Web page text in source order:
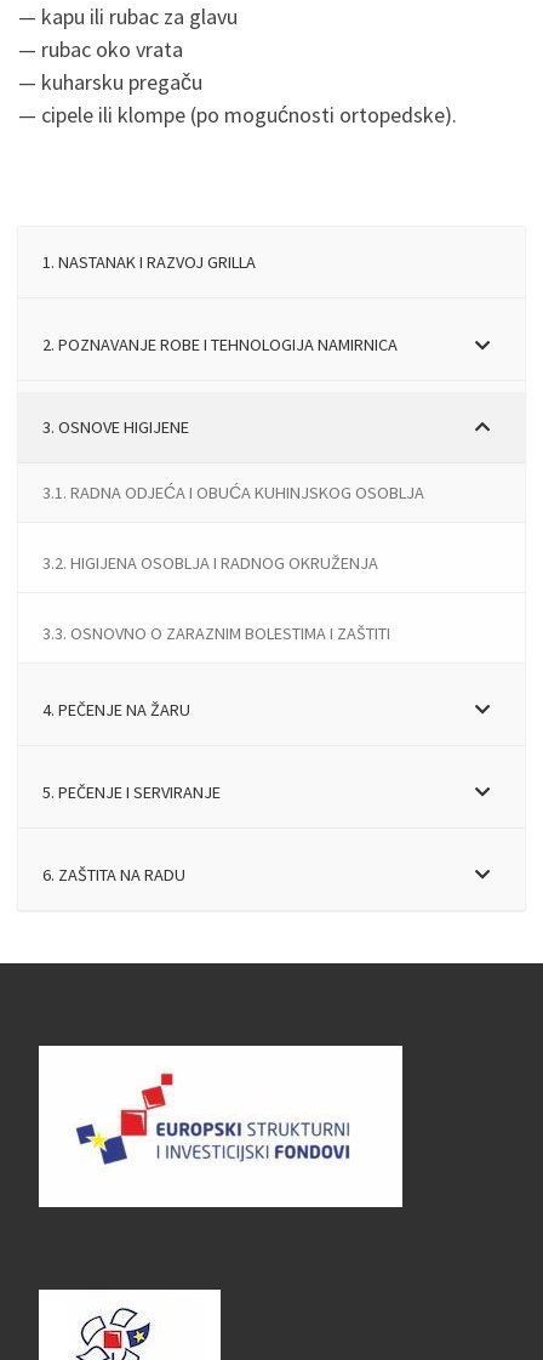
— kapu ili rubac za glavu
— rubac oko vrata
— kuharsku pregaču
— cipele ili klompe (po mogućnosti ortopedske).
1. NASTANAK I RAZVOJ GRILLA
2. POZNAVANJE ROBE I TEHNOLOGIJA NAMIRNICA
3. OSNOVE HIGIJENE
3.1. RADNA ODJEĆA I OBUĆA KUHINJSKOG OSOBLJA
3.2. HIGIJENA OSOBLJA I RADNOG OKRUŽENJA
3.3. OSNOVNO O ZARAZNIM BOLESTIMA I ZAŠTITI
4. PEČENJE NA ŽARU
5. PEČENJE I SERVIRANJE
6. ZAŠTITA NA RADU